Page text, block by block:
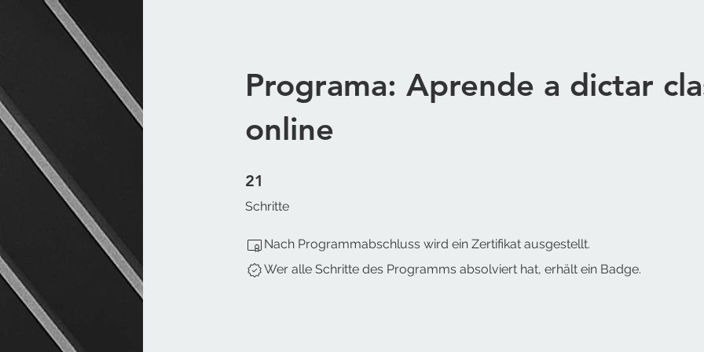
Programa: Aprende a dictar
online
21
Schritte
21 Schritte
Nach Programmabschluss wird ein Zertifikat ausgestellt.
Wer alle Schritte des Programms absolviert hat, erhält ein Badge.